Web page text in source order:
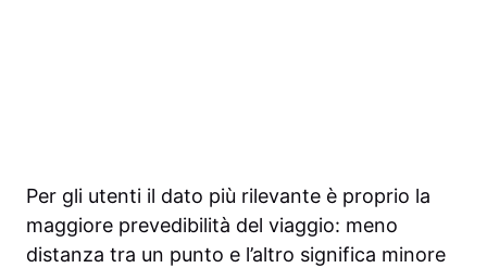
Per gli utenti il dato più rilevante è proprio la
maggiore prevedibilità del viaggio: meno
distanza tra un punto e l’altro significa minore